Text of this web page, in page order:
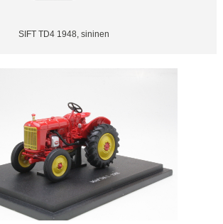
SIFT TD4 1948, sininen